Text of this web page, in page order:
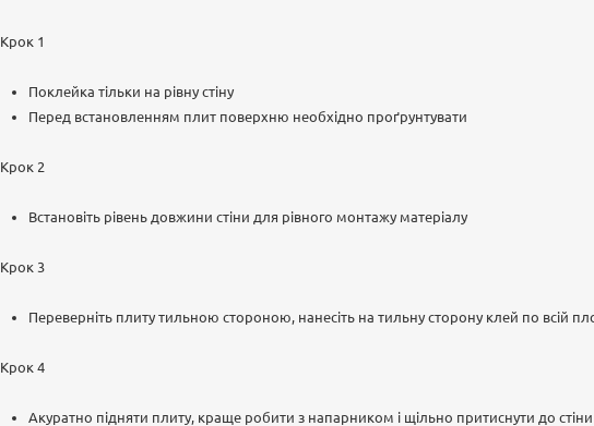
Крок 1
Поклейка тільки на рівну стіну
Перед встановленням плит поверхню необхідно проґрунтувати
Крок 2
Встановіть рівень довжини стіни для рівного монтажу матеріалу
Крок 3
Переверніть плиту тильною стороною, нанесіть на тильну сторону клей по всій
Крок 4
Акуратно підняти плиту, краще робити з напарником і щільно притиснути до